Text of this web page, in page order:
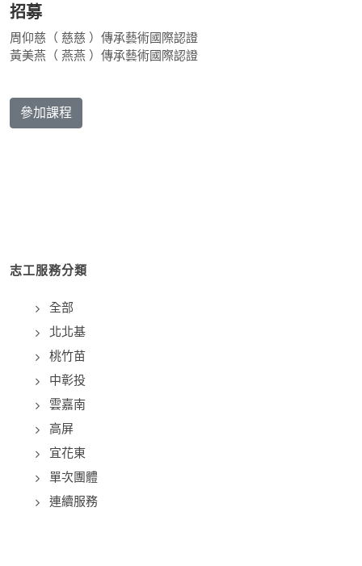
招募
周仰慈（ 慈慈 ）傳承藝術國際認證
黃美燕（ 燕燕 ）傳承藝術國際認證
參加課程
志工服務分類
全部
北北基
桃竹苗
中彰投
雲嘉南
高屏
宜花東
單次團體
連續服務